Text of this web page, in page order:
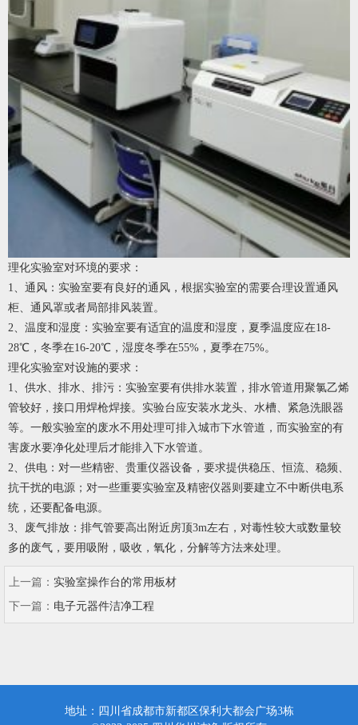
理化实验室对环境的要求：
1、通风：实验室要有良好的通风，根据实验室的需要合理设置通风
柜、通风罩或者局部排风装置。
2、温度和湿度：实验室要有适宜的温度和湿度，夏季温度应在18-
28℃，冬季在16-20℃，湿度冬季在55%，夏季在75%。
理化实验室对设施的要求：
1、供水、排水、排污：实验室要有供排水装置，排水管道用聚氯乙烯
管较好，接口用焊枪焊接。实验台应安装水龙头、水槽、紧急洗眼器
等。一般实验室的废水不用处理可排入城市下水管道，而实验室的有
害废水要净化处理后才能排入下水管道。
2、供电：对一些精密、贵重仪器设备，要求提供稳压、恒流、稳频、
抗干扰的电源；对一些重要实验室及精密仪器则要建立不中断供电系
统，还要配备电源。
3、废气排放：排气管要高出附近房顶3m左右，对毒性较大或数量较
多的废气，要用吸附，吸收，氧化，分解等方法来处理。
上一篇： 实验室操作台的常用板材
下一篇： 电子元器件洁净工程
地址：四川省成都市新都区保利大都会广场3栋